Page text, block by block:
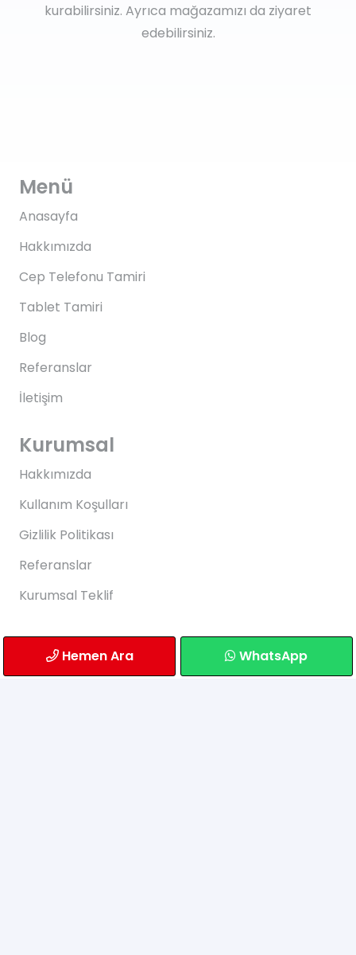
kurabilirsiniz. Ayrıca mağazamızı da ziyaret
edebilirsiniz.
Menü
Anasayfa
Hakkımızda
Cep Telefonu Tamiri
Tablet Tamiri
Blog
Referanslar
İletişim
Kurumsal
Hakkımızda
Kullanım Koşulları
Gizlilik Politikası
Referanslar
Kurumsal Teklif
Bilgilendirme
Sıkça Sorulan Sorular
Hemen Ara WhatsApp